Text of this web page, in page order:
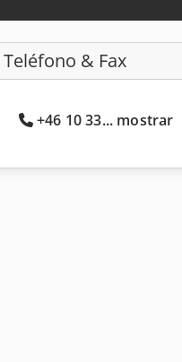
Teléfono & Fax
+46 10 33... mostrar